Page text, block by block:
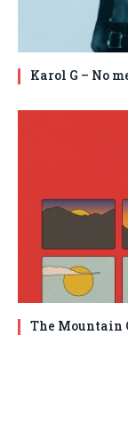
Karol G – No
The Mountain